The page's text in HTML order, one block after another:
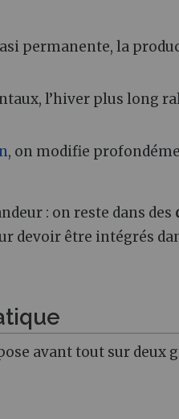
permanente, la
l’hiver plus long
, on modifie
: on reste dans des
devoir être intégrés
avant tout sur deux